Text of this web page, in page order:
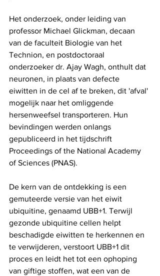
Het onderzoek, onder leiding van
professor Michael Glickman, decaan
van de faculteit Biologie van het
Technion, en postdoctoraal
onderzoeker dr. Ajay Wagh, onthult dat
neuronen, in plaats van defecte
eiwitten in de cel af te breken, dit 'afval'
mogelijk naar het omliggende
hersenweefsel transporteren. Hun
bevindingen werden onlangs
gepubliceerd in het tijdschrift
Proceedings of the National Academy
of Sciences (PNAS).
De kern van de ontdekking is een
gemuteerde versie van het eiwit
ubiquitine, genaamd UBB+1. Terwijl
gezonde ubiquitine cellen helpt
beschadigde eiwitten te herkennen en
te verwijderen, verstoort UBB+1 dit
proces en leidt het tot een ophoping
van giftige stoffen, wat een van de